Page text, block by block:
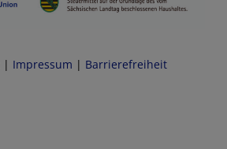
| Impressum | Barrierefreiheit